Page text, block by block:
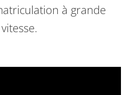
à grande
vitesse.